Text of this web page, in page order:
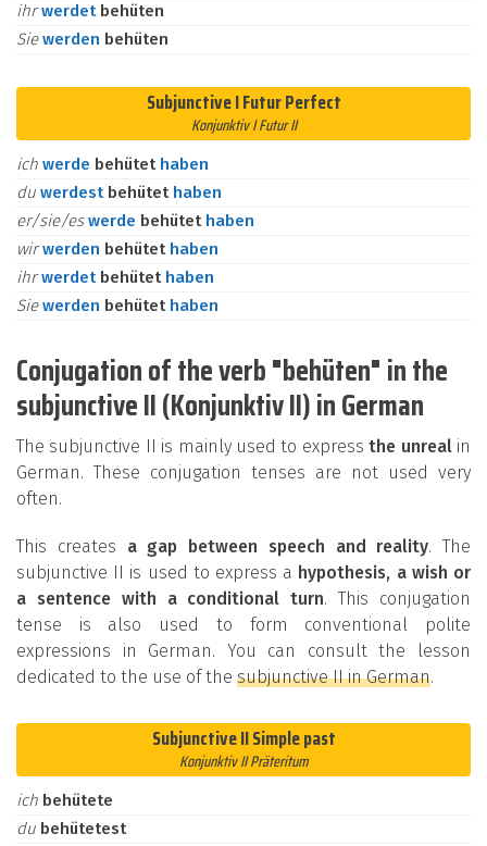
ihrwerdet behüten
Siewerden behüten
Subjunctive I Futur Perfect
Konjunktiv I Futur II
ich werde behütet haben
du werdest behütet haben
er/sie/eswerde behütet haben
wirwerden behütet haben
ihrwerdet behütet haben
Siewerden behütet haben
Conjugation of the verb "behüten" in the
subjunctive II (Konjunktiv II) in German
The subjunctive II is mainly used to expressthe unrealin
German. These conjugation tenses are not used very
often.
This creates a gap between speech and reality. The
subjunctive II is used to express a hypothesis, a wish or
a sentence with a conditional turn. This conjugation
tense is also used to form conventional polite
expressions in German. You can consult the lesson
dedicated to the use of the subjunctive II in German.
Subjunctive II Simple past
Konjunktiv II Präteritum
ich behütete
du behütetest